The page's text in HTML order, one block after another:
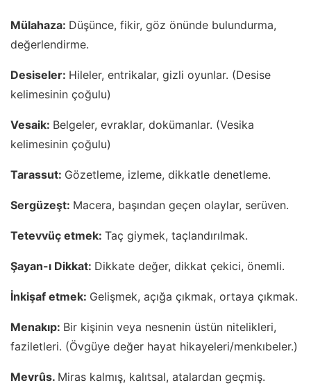
Mülahaza: Düşünce, fikir, göz önünde bulundurma,
değerlendirme.
Desiseler: Hileler, entrikalar, gizli oyunlar. (Desise
kelimesinin çoğulu)
Vesaik: Belgeler, evraklar, dokümanlar. (Vesika
kelimesinin çoğulu)
Tarassut: Gözetleme, izleme, dikkatle denetleme.
Sergüzeşt: Macera, başından geçen olaylar, serüven.
Tetevvüç etmek: Taç giymek, taçlandırılmak.
Şayan-ı Dikkat: Dikkate değer, dikkat çekici, önemli.
İnkişaf etmek: Gelişmek, açığa çıkmak, ortaya çıkmak.
Menakıp: Bir kişinin veya nesnenin üstün nitelikleri,
faziletleri. (Övgüye değer hayat hikayeleri/menkıbeler.)
Mevrûs. Miras kalmış, kalıtsal, atalardan geçmiş.